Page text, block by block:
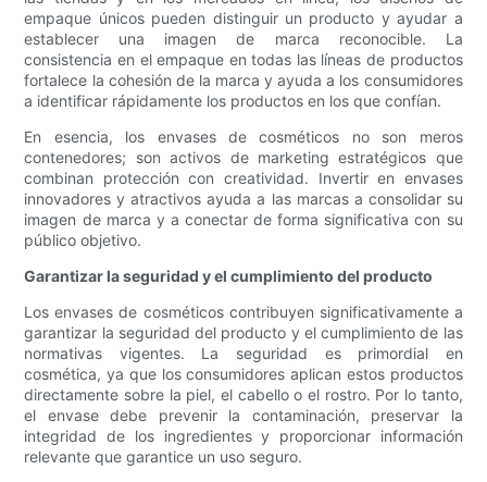
empaque únicos pueden distinguir un producto y ayudar a
establecer una imagen de marca reconocible. La
consistencia en el empaque en todas las líneas de productos
fortalece la cohesión de la marca y ayuda a los consumidores
a identificar rápidamente los productos en los que confían.
En esencia, los envases de cosméticos no son meros
contenedores; son activos de marketing estratégicos que
combinan protección con creatividad. Invertir en envases
innovadores y atractivos ayuda a las marcas a consolidar su
imagen de marca y a conectar de forma significativa con su
público objetivo.
Garantizar la seguridad y el cumplimiento del producto
Los envases de cosméticos contribuyen significativamente a
garantizar la seguridad del producto y el cumplimiento de las
normativas vigentes. La seguridad es primordial en
cosmética, ya que los consumidores aplican estos productos
directamente sobre la piel, el cabello o el rostro. Por lo tanto,
el envase debe prevenir la contaminación, preservar la
integridad de los ingredientes y proporcionar información
relevante que garantice un uso seguro.